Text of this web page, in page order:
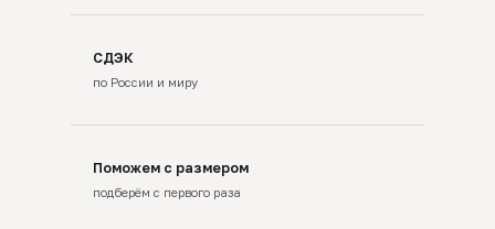
СДЭК
по России и миру
Поможем с размером
подберём с первого раза